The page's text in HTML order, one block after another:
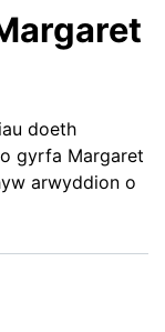
doeth
gyrfa Margaret
arwyddion o